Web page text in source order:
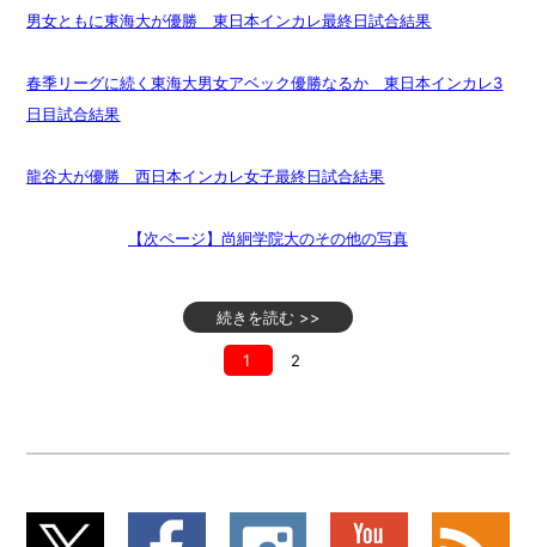
男女ともに東海大が優勝 東日本インカレ最終日試合結果
春季リーグに続く東海大男女アベック優勝なるか 東日本インカレ3
日目試合結果
龍谷大が優勝 西日本インカレ女子最終日試合結果
【次ページ】尚絅学院大のその他の写真
続きを読む >>
1 2